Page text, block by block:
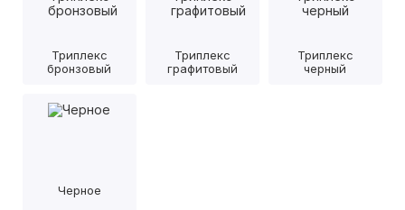
Триплекс
бронзовый
Триплекс
графитовый
Триплекс
черный
Черное